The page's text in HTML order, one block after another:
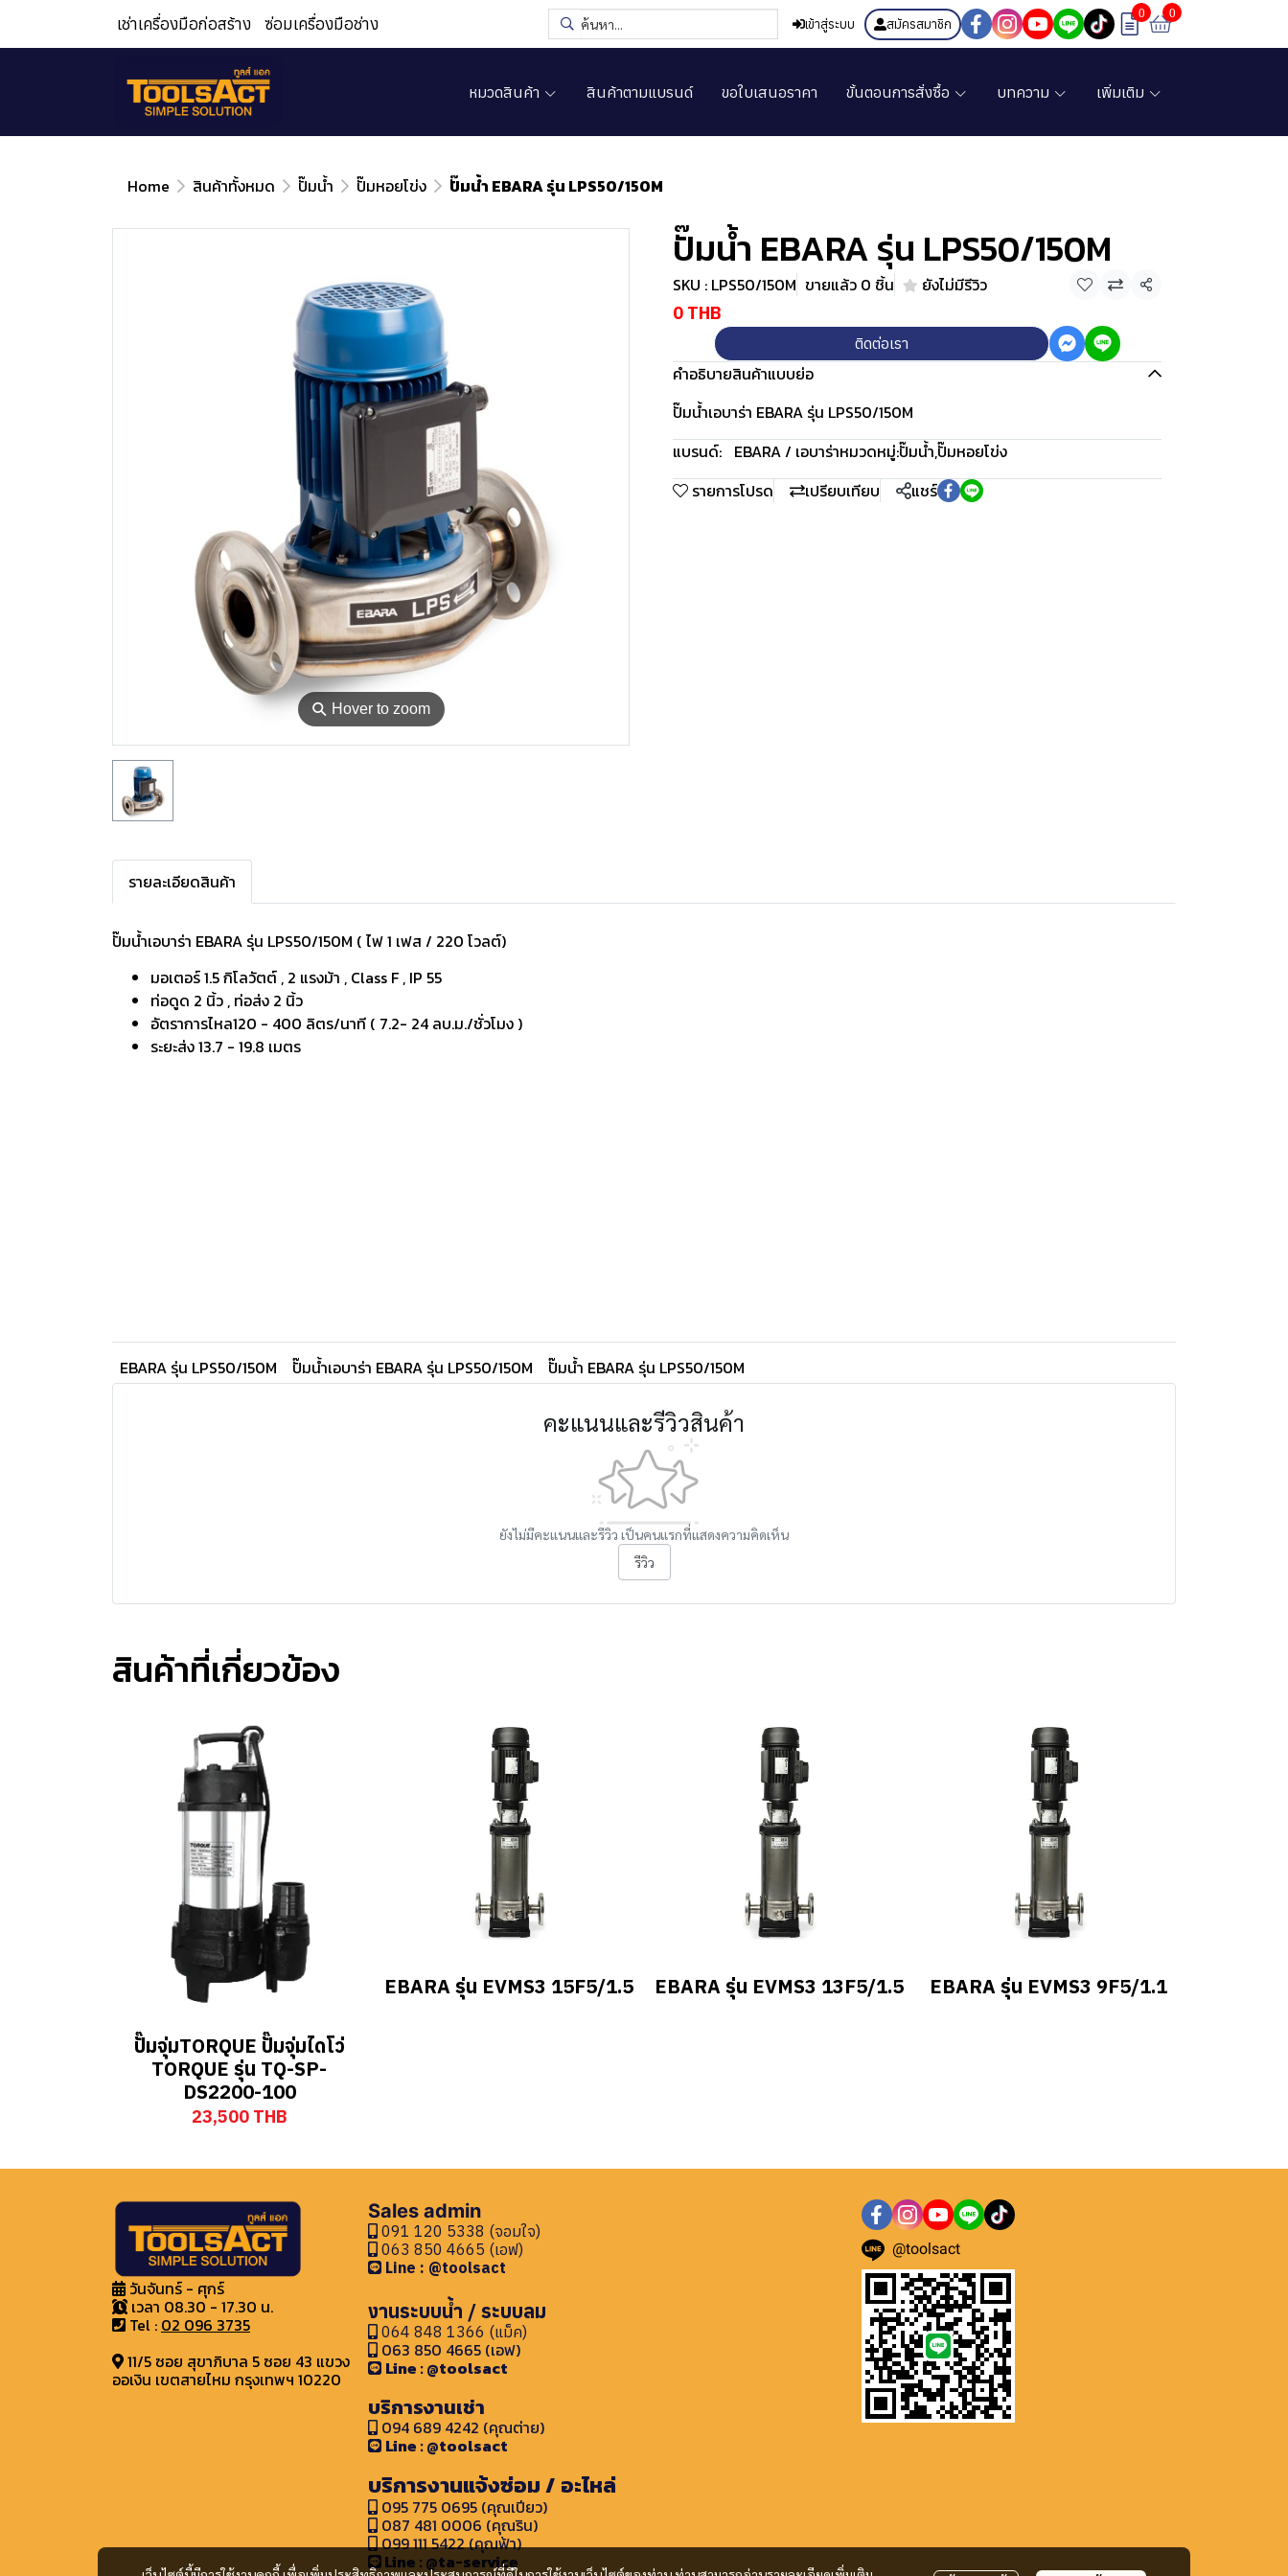
เช่าเครื่องมือก่อสร้าง ซ่อมเครื่องมือช่าง เข้าสู่ระบบ สมัครสมาชิก
0 0
หมวดสินค้า สินค้าตามแบรนด์ ขอใบเสนอราคา ขั้นตอนการสั่งซื้อ บทความ เพิ่มเติม
Home สินค้าทั้งหมด ปั๊มน้ำ ปั๊มหอยโข่ง ปั๊มน้ำ EBARA รุ่น LPS50/150M
⚲ Hover to zoom
ปั๊มน้ำ EBARA รุ่น LPS50/150M
SKU : LPS50/150M ขายแล้ว 0 ชิ้น ยังไม่มีรีวิว แชร์
0 THB
ติดต่อเรา
คำอธิบายสินค้าแบบย่อ
ปั๊มน้ำเอบาร่า EBARA รุ่น LPS50/150M
แบรนด์: EBARA / เอบาร่าหมวดหมู่:ปั๊มน้ำ,ปั๊มหอยโข่ง
รายการโปรด
เปรียบเทียบ แชร์
รายละเอียดสินค้า
ปั๊มน้ำเอบาร่า EBARA รุ่น LPS50/150M ( ไฟ 1 เฟส / 220 โวลต์)
มอเตอร์ 1.5 กิโลวัตต์ , 2 แรงม้า , Class F , IP 55
ท่อดูด 2 นิ้ว , ท่อส่ง 2 นิ้ว
อัตราการไหล120 - 400 ลิตร/นาที ( 7.2- 24 ลบ.ม./ชั่วโมง )
ระยะส่ง 13.7 - 19.8 เมตร
EBARA รุ่น LPS50/150M ปั๊มน้ำเอบาร่า EBARA รุ่น LPS50/150M ปั๊มน้ำ EBARA รุ่น LPS50/150M
คะแนนและรีวิวสินค้า
ยังไม่มีคะแนนและรีวิว เป็นคนแรกที่แสดงความคิดเห็น
รีวิว
สินค้าที่เกี่ยวข้อง
ปั๊มจุ่มTORQUE ปั๊มจุ่มไดโว่
TORQUE รุ่น TQ-SP-
DS2200-100
23,500 THB
EBARA รุ่น EVMS3 15F5/1.5 EBARA รุ่น EVMS3 13F5/1.5 EBARA รุ่น EVMS3 9F5/1.1
วันจันทร์ - ศุกร์
เวลา 08.30 - 17.30 น.
Tel : 02 096 3735
11/5 ซอย สุขาภิบาล 5 ซอย 43 แขวง
ออเงิน เขตสายไหม กรุงเทพฯ 10220
Sales admin
091 120 5338 (จอมใจ)
063 850 4665 (เอฟ)
Line : @toolsact
งานระบบน้ำ / ระบบลม
064 848 1366 (แม็ค)
063 850 4665 (เอฟ)
Line : @toolsact
บริการงานเช่า
094 689 4242 (คุณต่าย)
Line : @toolsact
บริการงานแจ้งซ่อม / อะไหล่
095 775 0695 (คุณเปียว)
087 481 0006 (คุณริน)
099 111 5422 (คุณฟ้า)
Line : @ta-service
@toolsact